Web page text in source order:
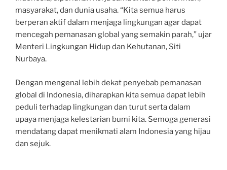
masyarakat, dan dunia usaha. “Kita semua harus
berperan aktif dalam menjaga lingkungan agar dapat
mencegah pemanasan global yang semakin parah,” ujar
Menteri Lingkungan Hidup dan Kehutanan, Siti
Nurbaya.
Dengan mengenal lebih dekat penyebab pemanasan
global di Indonesia, diharapkan kita semua dapat lebih
peduli terhadap lingkungan dan turut serta dalam
upaya menjaga kelestarian bumi kita. Semoga generasi
mendatang dapat menikmati alam Indonesia yang hijau
dan sejuk.